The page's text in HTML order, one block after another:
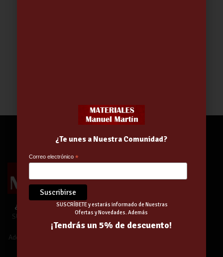
¿Te unes a Nuestra Comunidad?
SUSCRÍBETE y estarás informado de
Nuestras Ofertas y Novedades.
Además,
¿Te unes a Nuestra Comunidad?
Correo electrónico*
SUSCRÍBETE y estarás informado de Nuestras
Ofertas y Novedades. Además
¡Tendrás un 5% de descuento!